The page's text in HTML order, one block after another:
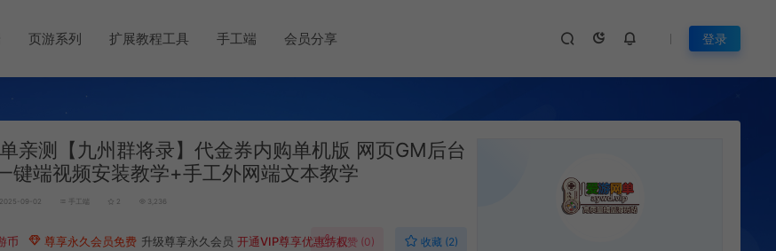
页游系列 扩展教程工具 手工端 会员分享 登录
亲测【九州群将录】代金券内购单机版 网页GM后台
键端视频安装教学+手工外网端文本教学
2025-09-02 手工端 2 3,236
币 尊享永久会员免费 升级尊享永久会员 开通VIP尊享优惠特权点赞 (0) 收藏 (2)